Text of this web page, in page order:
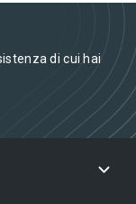
di cui hai